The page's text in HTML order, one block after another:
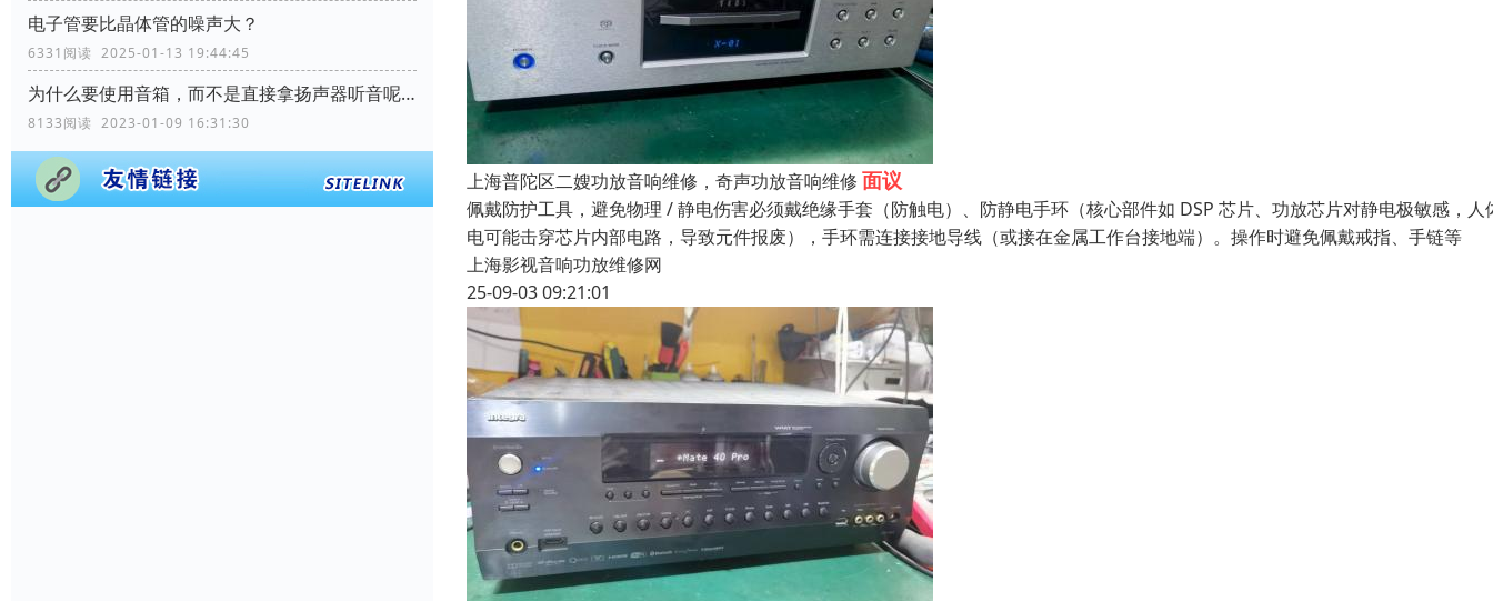
电子管要比晶体管的噪声大？
6331阅读 2025-01-13 19:44:45
为什么要使用音箱，而不是直接拿扬声器听音呢？
8133阅读 2023-01-09 16:31:30
上海普陀区二嫂功放音响维修，奇声功放音响维修 面议
佩戴防护工具，避免物理 / 静电伤害必须戴绝缘手套（防触电）、防静电手环（核心部件如 DSP 芯片、功放芯片对静电极敏感，人
电可能击穿芯片内部电路，导致元件报废），手环需连接接地导线（或接在金属工作台接地端）。操作时避免佩戴戒指、手链等
上海影视音响功放维修网
25-09-03 09:21:01